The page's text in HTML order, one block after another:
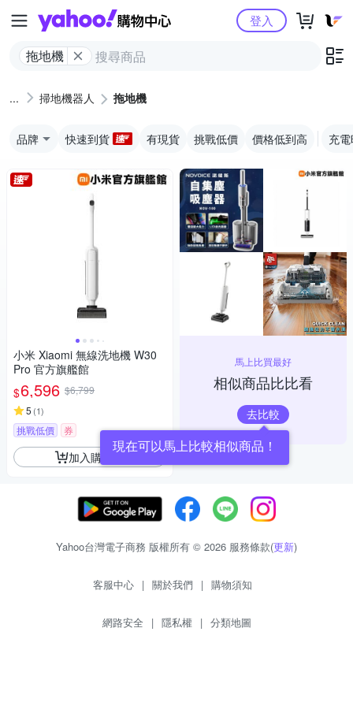
Yahoo購物中心
拖地機
登入
掃地機器人 拖地機
品牌 快速到貨 有現貨 挑戰低價 價格低到高 充
小米 Xiaomi 無線洗地機 W30
Pro 官方旗艦館
$6,596 $6,799
5 (1)
挑戰低價 券
加入購物車
馬上比買最好
相似商品比比看
去比較
現在可以馬上比較相似商品！
Yahoo台灣電子商務 版權所有 © 2026 服務條款(更新)
客服中心 | 關於我們 | 購物須知
網路安全 | 隱私權 | 分類地圖